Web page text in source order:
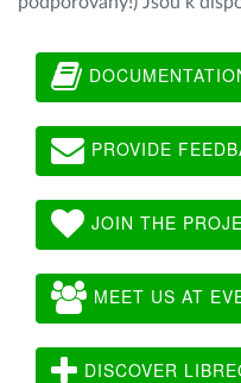
PROVIDE
JOIN THE
MEET US AT
DISCOVER